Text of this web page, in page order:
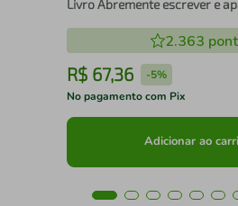
Livro Abremente escrever e
2.363
R$ 67,36 -5%
No pagamento com Pix
Adicionar ao